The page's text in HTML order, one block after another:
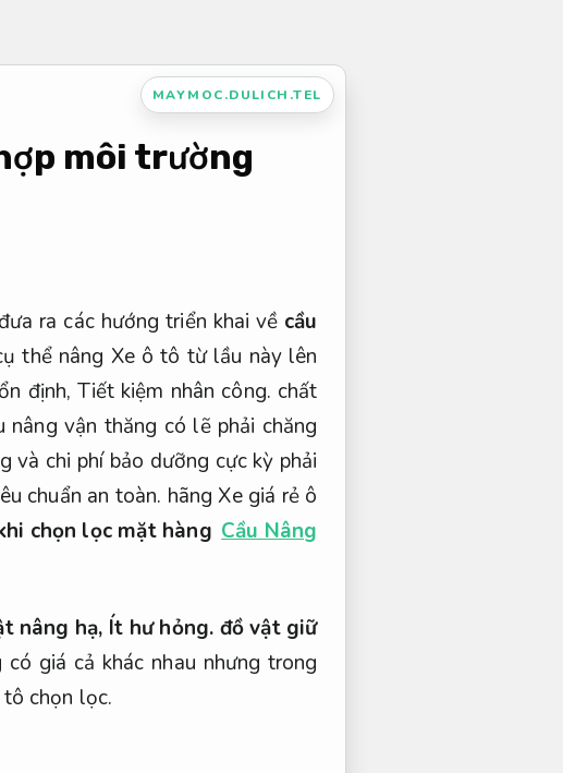
MAYMOC.DULICH.TEL
môi trường
ra các hướng triển khai về cầu
thể nâng Xe ô tô từ lầu này lên
định,Tiết kiệm nhân công. chất
nâng vận thăng có lẽ phải chăng
và chi phí bảo dưỡng cực kỳ phải
chuẩn an toàn. hãng Xe giá rẻ ô
chọn lọc mặt hàng Cầu Nâng
nâng hạ, Ít hư hỏng. đồ vật giữ
giá cả khác nhau nhưng trong
chọn lọc.